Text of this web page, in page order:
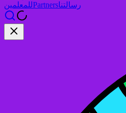
للمعلمينPartnersرسالتنا